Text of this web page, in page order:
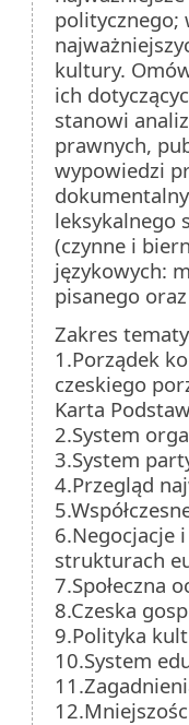
politycznego;
kultury.
ich
stanowi
prawnych,
wypowiedzi
leksykalnego
(czynne i
językowych:
pisanego
Zakres
1.Porządek
czeskiego
Karta
2.System
3.System
4.Przegląd
6.Negocjacje
strukturach
7.Społeczna
8.Czeska
9.Polityka
10.System